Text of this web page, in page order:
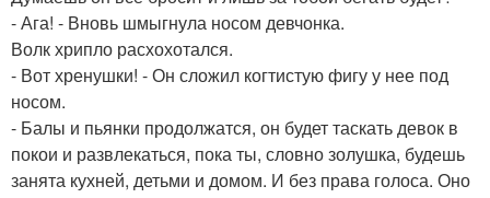
- Ага! - Вновь шмыгнула носом девчонка.
Волк хрипло расхохотался.
- Вот хренушки! - Он сложил когтистую фигу у нее под
носом.
- Балы и пьянки продолжатся, он будет таскать девок в
покои и развлекаться, пока ты, словно золушка, будешь
занята кухней, детьми и домом. И без права голоса. Оно